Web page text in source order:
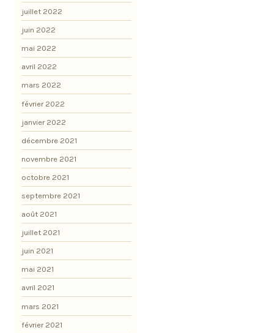
juillet 2022
juin 2022
mai 2022
avril 2022
mars 2022
février 2022
janvier 2022
décembre 2021
novembre 2021
octobre 2021
septembre 2021
août 2021
juillet 2021
juin 2021
mai 2021
avril 2021
mars 2021
février 2021